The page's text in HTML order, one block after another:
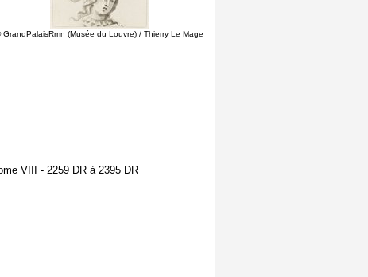
GrandPalaisRmn (Musée du Louvre) / Thierry Le Mage
VIII - 2259 DR à 2395 DR